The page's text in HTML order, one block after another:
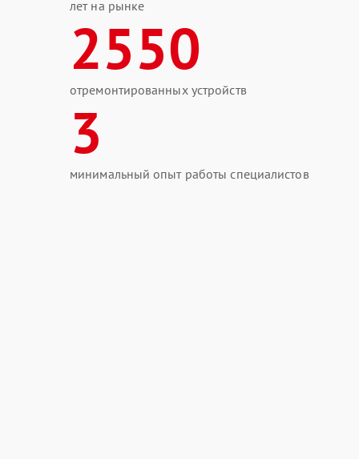
лет на рынке
2550
отремонтированных устройств
3
минимальный опыт работы специалистов